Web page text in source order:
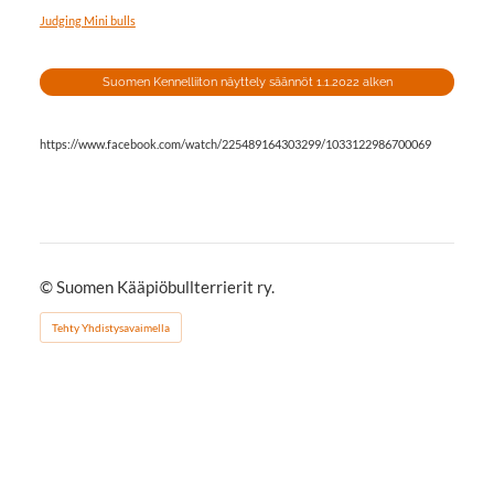
Judging Mini bulls
Suomen Kennelliiton näyttely säännöt 1.1.2022 alken
https://www.facebook.com/watch/225489164303299/1033122986700069
©Suomen Kääpiöbullterrierit ry.
Tehty Yhdistysavaimella